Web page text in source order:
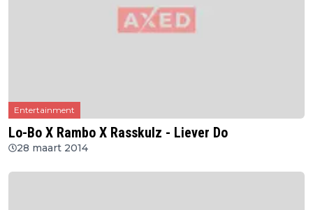
Entertainment
Lo-Bo X Rambo X Rasskulz - Liever Do
28 maart 2014